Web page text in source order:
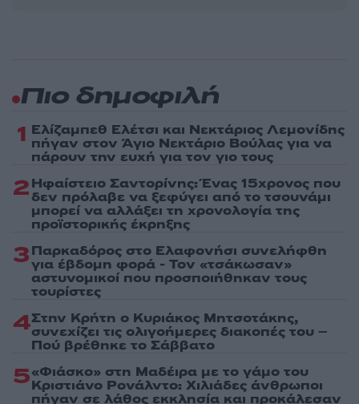
Πιο δημοφιλή
1 Ελίζαμπεθ Ελέτσι και Νεκτάριος Λεμονίδης
πήγαν στον Άγιο Νεκτάριο Βούλας για να
πάρουν την ευχή για τον γιο τους
2Ηφαίστειο Σαντορίνης: Ένας 15χρονος που
δεν πρόλαβε να ξεφύγει από το τσουνάμι
μπορεί να αλλάξει τη χρονολογία της
προϊστορικής έκρηξης
3Παρκαδόρος στο Ελαφονήσι συνελήφθη
για έβδομη φορά - Τον «τσάκωσαν»
αστυνομικοί που προσποιήθηκαν τους
τουρίστες
4Στην Κρήτη ο Κυριάκος Μητσοτάκης,
συνεχίζει τις ολιγοήμερες διακοπές του –
Πού βρέθηκε το Σάββατο
5«Φιάσκο» στη Μαδέιρα με το γάμο του
Κριστιάνο Ρονάλντο: Χιλιάδες άνθρωποι
πήγαν σε λάθος εκκλησία και προκάλεσαν